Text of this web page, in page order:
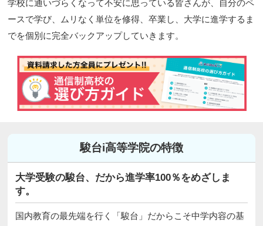
学校に通いづらくなって不安に思っている皆さんが、自分のペ
ースで学び、ムリなく単位を修得、卒業し、大学に進学するま
でを個別に完全バックアップしていきます。
駿台i高等学院の特徴
大学受験の駿台、だから進学率100％をめざしま
す。
国内教育の最先端を行く「駿台」だからこそ中学内容の基